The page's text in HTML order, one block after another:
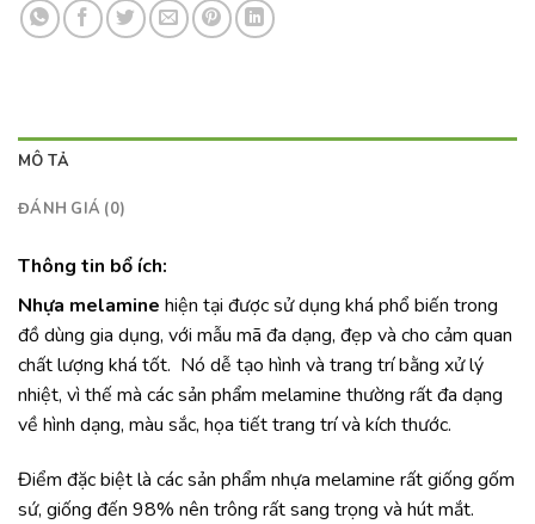
MÔ TẢ
ĐÁNH GIÁ (0)
Thông tin bổ ích:
Nhựa melamine hiện tại được sử dụng khá phổ biến trong
đồ dùng gia dụng, với mẫu mã đa dạng, đẹp và cho cảm quan
chất lượng khá tốt. Nó dễ tạo hình và trang trí bằng xử lý
nhiệt, vì thế mà các sản phẩm melamine thường rất đa dạng
về hình dạng, màu sắc, họa tiết trang trí và kích thước.
Điểm đặc biệt là các sản phẩm nhựa melamine rất giống gốm
sứ, giống đến 98% nên trông rất sang trọng và hút mắt.